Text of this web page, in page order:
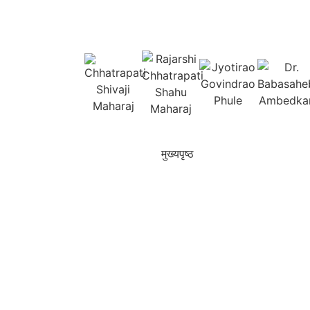
मुख्यपृष्ठ